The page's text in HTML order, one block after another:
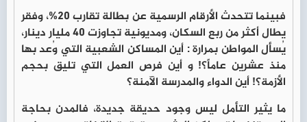
فبينما تتحدث الأرقام الرسمية عن بطالة تقارب 20%، وفقر
يطال أكثر من ربع السكان، ومديونية تجاوزت 40 مليار دينار،
يُسأل المواطن بمرارة : أين المساكن الشعبية التي وُعد بها
منذ عشرين عاماً؟! و أين فرص العمل التي تليق بحجم
الأزمة؟! أين الدواء والمدرسة الآمنة؟
ما يثير التأمل ليس وجود حديقة جديدة، فالمدن بحاجة